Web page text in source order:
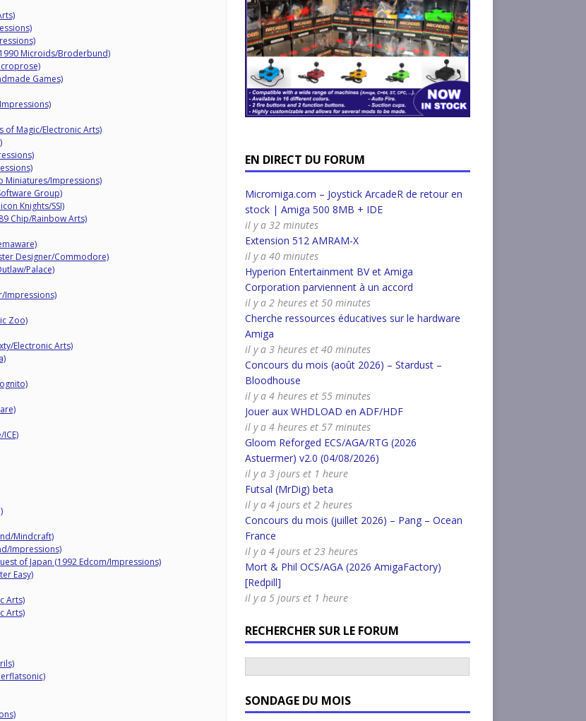
Microids/Broderbund)
Games)
of Magic/Electronic Arts)
Miniatures/Impressions)
Group)
Knights/SSI)
Chip/Rainbow Arts)
Designer/Commodore)
Palace)
Impressions)
Zoo)
Electronic Arts)
Mindcraft)
Impressions)
of Japan (1992 Edcom/Impressions)
Easy)
Arts)
Arts)
EN DIRECT DU FORUM
Micromiga.com – Joystick ArcadeR de retour en
stock | Amiga 500 8MB + IDE
il y a 32 minutes
Extension 512 AMRAM-X
il y a 40 minutes
Hyperion Entertainment BV et Amiga
Corporation parviennent à un accord
il y a 2 heures et 50 minutes
Cherche ressources éducatives sur le hardware
Amiga
il y a 3 heures et 40 minutes
Concours du mois (août 2026) – Stardust –
Bloodhouse
il y a 4 heures et 55 minutes
Jouer aux WHDLOAD en ADF/HDF
il y a 4 heures et 57 minutes
Gloom Reforged ECS/AGA/RTG (2026
Astuermer) v2.0 (04/08/2026)
il y a 3 jours et 1 heure
Futsal (MrDig) beta
il y a 4 jours et 2 heures
Concours du mois (juillet 2026) – Pang – Ocean
France
il y a 4 jours et 23 heures
Mort & Phil OCS/AGA (2026 AmigaFactory)
[Redpill]
il y a 5 jours et 1 heure
RECHERCHER SUR LE FORUM
SONDAGE DU MOIS